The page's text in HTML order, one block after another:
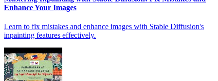
Enhance Your Images
Learn to fix mistakes and enhance images with Stable Diffusion's
inpainting features effectively.